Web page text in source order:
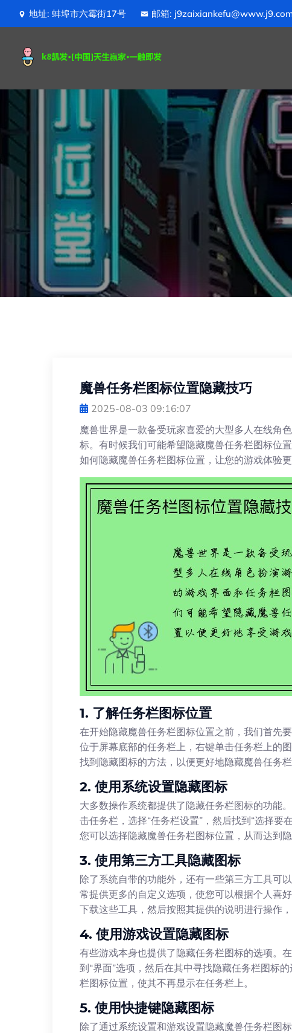
地址: 蚌埠市六霉街17号 邮箱:
魔兽任务栏图标位置隐藏技巧
2025-08-03 09:16:07
魔兽世界是一款备受玩家喜爱的大型多人在线角
标。有时候我们可能希望隐藏魔兽任务栏图标位
如何隐藏魔兽任务栏图标位置，让您的游戏体验更
1. 了解任务栏图标位置
在开始隐藏魔兽任务栏图标位置之前，我们首先
位于屏幕底部的任务栏上，右键单击任务栏上的
找到隐藏图标的方法，以便更好地隐藏魔兽任务栏
2. 使用系统设置隐藏图标
大多数操作系统都提供了隐藏任务栏图标的功能
击任务栏，选择“任务栏设置”，然后找到“选择要
您可以选择隐藏魔兽任务栏图标位置，从而达到隐
3. 使用第三方工具隐藏图标
除了系统自带的功能外，还有一些第三方工具可
常提供更多的自定义选项，使您可以根据个人喜
下载这些工具，然后按照其提供的说明进行操作
4. 使用游戏设置隐藏图标
有些游戏本身也提供了隐藏任务栏图标的选项。
到“界面”选项，然后在其中寻找隐藏任务栏图标
栏图标位置，使其不再显示在任务栏上。
5. 使用快捷键隐藏图标
除了通过系统设置和游戏设置隐藏魔兽任务栏图